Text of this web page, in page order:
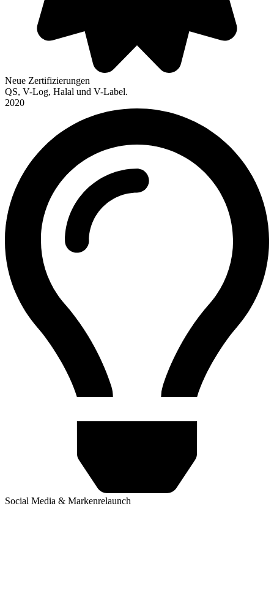
Neue Zertifizierungen
QS, V-Log, Halal und V-Label.
2020
Social Media & Markenrelaunch